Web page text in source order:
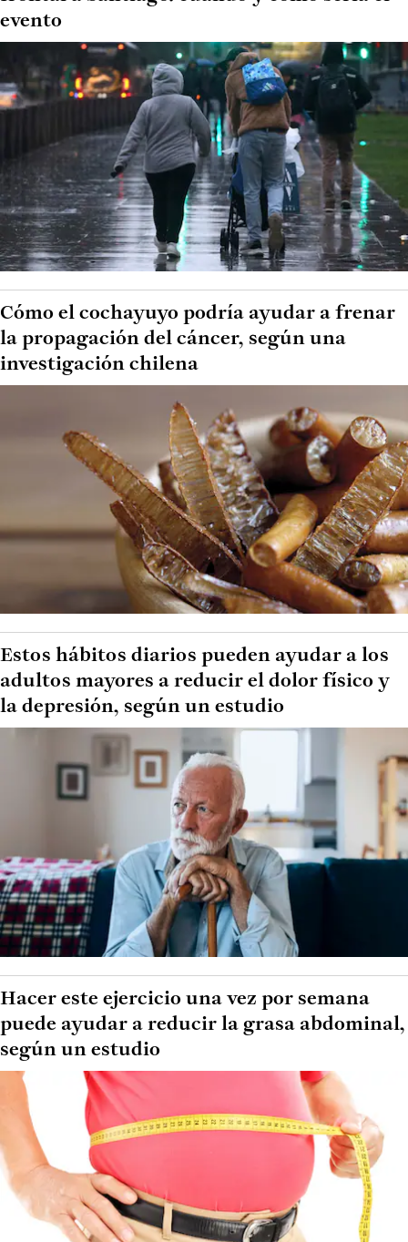
evento
Cómo el cochayuyo podría ayudar a frenar
la propagación del cáncer, según una
investigación chilena
Estos hábitos diarios pueden ayudar a los
adultos mayores a reducir el dolor físico y
la depresión, según un estudio
Hacer este ejercicio una vez por semana
puede ayudar a reducir la grasa abdominal,
según un estudio